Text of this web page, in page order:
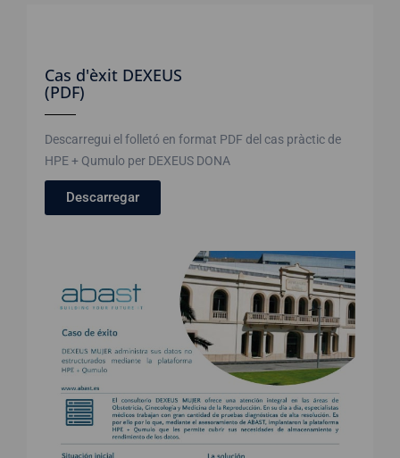
Cas d'èxit DEXEUS
(PDF)
Descarregui el folletó en format PDF del cas pràctic de
HPE + Qumulo per DEXEUS DONA
Descarregar